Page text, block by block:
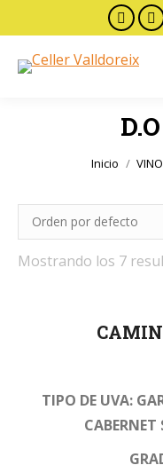
opens
new
Estás aquí:
Inicio
Mostrando los 7
TIPO DE UVA: